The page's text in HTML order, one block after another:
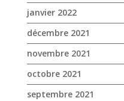
janvier 2022
décembre 2021
novembre 2021
octobre 2021
septembre 2021